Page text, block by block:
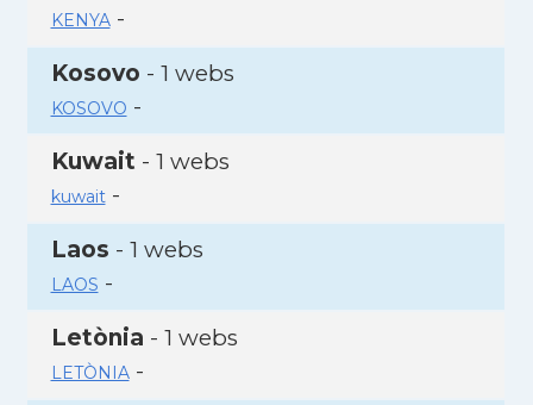
KENYA-
Kosovo - 1 webs
KOSOVO -
Kuwait - 1 webs
kuwait-
Laos - 1 webs
LAOS -
Letònia - 1 webs
LETÒNIA-